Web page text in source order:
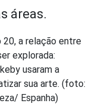
áreas.
20, a relação entre
explorada:
usaram a
sua arte. (foto:
Espanha)